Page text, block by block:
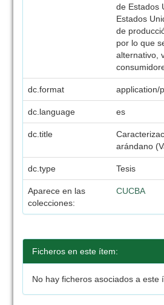
de Estados
Estados
de
por lo que
alternativo,
dc.format application/
dc.language es
dc.title
arándano
dc.type Tesis
Aparece en las
colecciones:
CUCBA
Ficheros en este ítem:
No hay ficheros asociados a este